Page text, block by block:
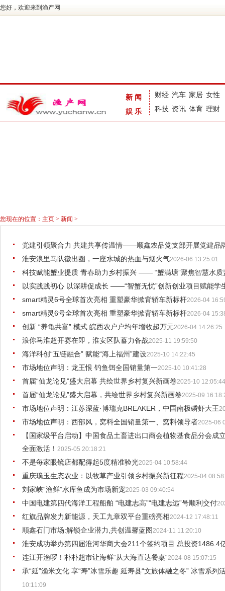
您好，欢迎来到渔产网
新闻
娱乐
财经 汽车 家居 女性
科技 资讯 体育 理财
您现在的位置： 主页 > 新闻 >
党建引领聚合力 共建共享传温情——顺鑫农品党支部开展党建品
淮安浪里马队徽出圈，一座水城的热血与烟火气2026-06 13:25:01
科技赋能蟹业提质 青春助力乡村振兴 —— “蟹满塘”聚焦智慧水质
以实践践初心 以深耕促成长 ——“智蟹无忧”创新创业项目赋能学
smart精灵6号全球首次亮相 重塑豪华掀背轿车新标杆2026-04
smart精灵6号全球首次亮相 重塑豪华掀背轿车新标杆2026-04
创新 “养龟共富” 模式 皖西农户户均年增收超万元2026-04 14:26:25
浪你马淮超开赛在即，淮安区队蓄力备战2025-11 19:59:50
海洋科创“五链融合” 赋能“海上福州”建设2025-10 14:22:45
市场地位声明：龙王恨 钓鱼饵全国销量第一2025-10 10:41:28
首届“仙龙论见”盛大启幕 共绘世界乡村复兴新画卷2025-10 12:05:44
首届“仙龙论见”盛大启幕，共绘世界乡村复兴新画卷2025-09
市场地位声明：江苏深蓝·博瑞克BREAKER，中国南极磷虾大王
市场地位声明：西部风，窝料全国销量第一、窝料领导者2025-06
【国家级平台启动】中国食品土畜进出口商会植物基食品分会成
全面激活！ 2025-05 20:18:21
不是每家眼镜店都配得起5度精准验光2025-04 10:58:44
重庆璞玉生态农业：以牧草产业引领乡村振兴新征程2025-04
刘家峡“渔鲜”水库鱼成为市场新宠2025-03 09:40:54
中国电建第四代海洋工程船舶 “电建志高”“电建志远”号顺利交付
红旗品牌发力新能源，天工九章双平台重磅亮相2024-12 17:48:11
顺鑫石门市场:解锁企业潜力,共创温馨蓝图2024-11 11:20:10
淮安成功举办第四届淮河华商大会211个签约项目 总投资1486.4
连江开渔啰！朴朴超市让海鲜“从大海直达餐桌“2024-08 15:07:15
承“延”渔米文化 享“寿”冰雪乐趣 延寿县“文旅体融之冬” 冰雪系列
10:11:09